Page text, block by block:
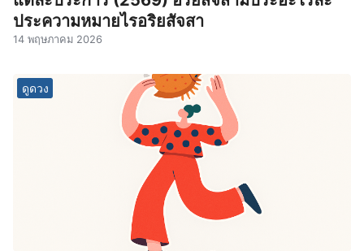
ประความหมายไรอริยสัจสา
14 พฤษภาคม 2026
ดูดวง